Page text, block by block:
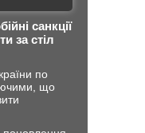
санкції
за стіл
по
що